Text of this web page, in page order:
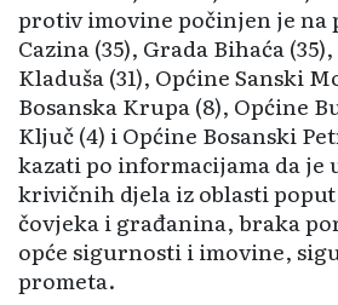
protiv imovine počinjen je na
Cazina (35), Grada Bihaća
Kladuša (31), Općine Sanski
Bosanska Krupa (8), Općine
Ključ (4) i Općine Bosanski
kazati po informacijama da je
krivičnih djela iz oblasti poput
čovjeka i građanina, braka
opće sigurnosti i imovine,
pro­meta.